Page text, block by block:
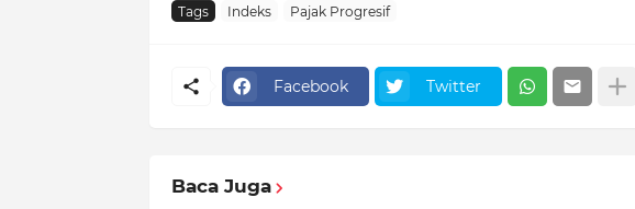
Tags Indeks Pajak Progresif
Facebook Twitter
Baca Juga